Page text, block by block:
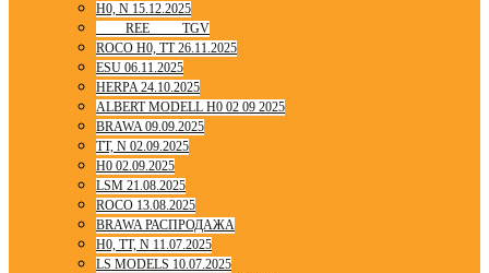
H0, N 15.12.2025
____ REE ____ TGV
ROCO H0, TT 26.11.2025
ESU 06.11.2025
HERPA 24.10.2025
ALBERT MODELL H0 02 09 2025
BRAWA 09.09.2025
TT, N 02.09.2025
H0 02.09.2025
LSM 21.08.2025
ROCO 13.08.2025
BRAWA РАСПРОДАЖА
H0, TT, N 11.07.2025
LS MODELS 10.07.2025